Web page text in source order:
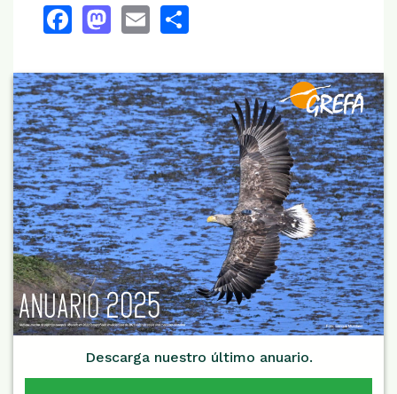
Facebook
Mastodon
Email
Descarga nuestro último anuario.